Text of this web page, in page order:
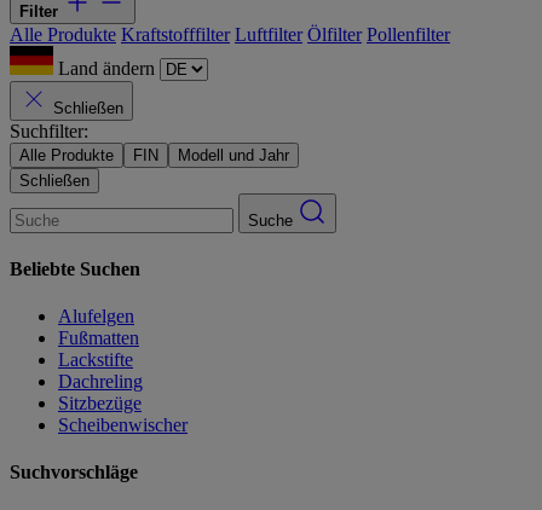
Filter
Alle Produkte Kraftstofffilter Luftfilter Ölfilter Pollenfilter
Land ändern
Schließen
Suchfilter:
Alle Produkte FIN
Modell und Jahr
Schließen
Suche
Beliebte Suchen
Alufelgen
Fußmatten
Lackstifte
Dachreling
Sitzbezüge
Scheibenwischer
Suchvorschläge